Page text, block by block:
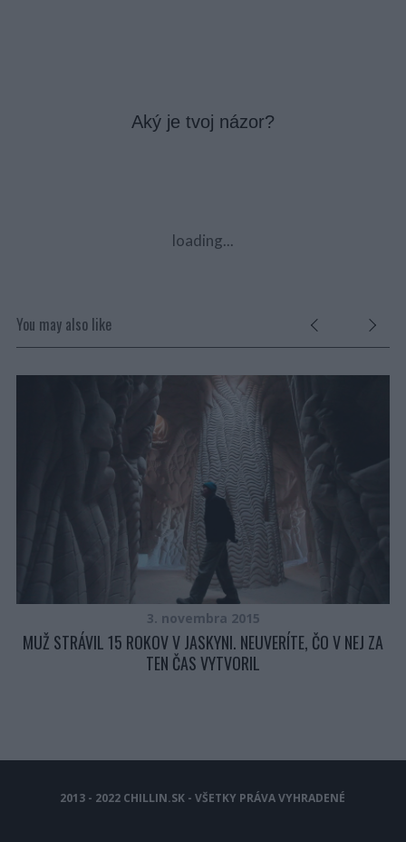
Aký je tvoj názor?
loading...
You may also like
3. novembra 2015
MUŽ STRÁVIL 15 ROKOV V JASKYNI. NEUVERÍTE, ČO V NEJ ZA
TEN ČAS VYTVORIL
2013 - 2022 CHILLIN.SK - VŠETKY PRÁVA VYHRADENÉ